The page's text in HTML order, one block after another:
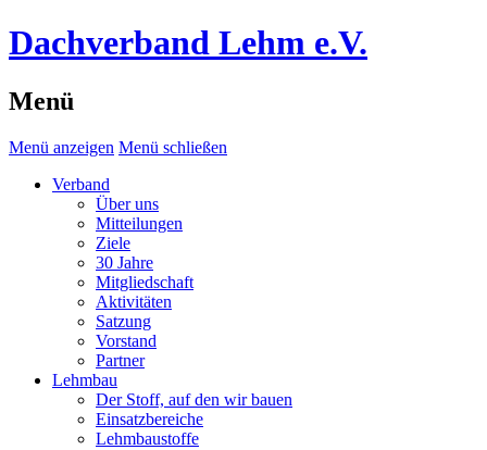
Dachverband Lehm e.V.
Menü
Menü anzeigen Menü schließen
Verband
Über uns
Mitteilungen
Ziele
30 Jahre
Mitgliedschaft
Aktivitäten
Satzung
Vorstand
Partner
Lehmbau
Der Stoff, auf den wir bauen
Einsatzbereiche
Lehmbaustoffe